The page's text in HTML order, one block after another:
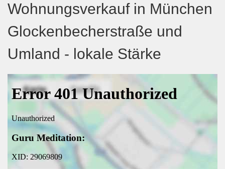
Wohnungsverkauf in München
Glockenbecherstraße und
Umland - lokale Stärke